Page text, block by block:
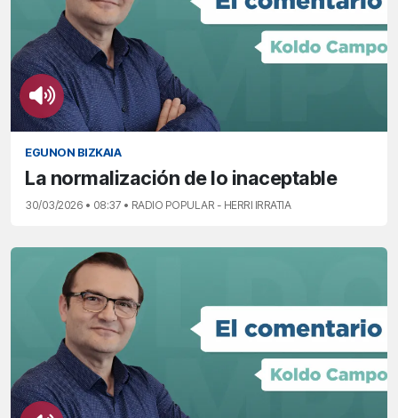
EGUNON BIZKAIA
La normalización de lo inaceptable
30/03/2026 • 08:37 • RADIO POPULAR - HERRI IRRATIA